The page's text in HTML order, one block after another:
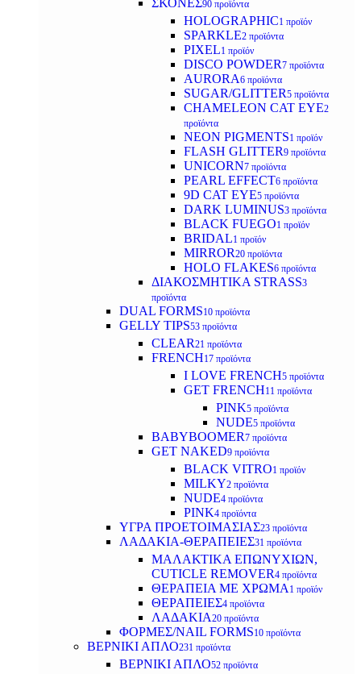
ΣΚΟΝΕΣ90 προϊόντα
HOLOGRAPHIC1 προϊόν
SPARKLE2 προϊόντα
PIXEL1 προϊόν
DISCO POWDER7 προϊόντα
AURORA6 προϊόντα
SUGAR/GLITTER5 προϊόντα
CHAMELEON CAT EYE2
προϊόντα
NEON PIGMENTS1 προϊόν
FLASH GLITTER9 προϊόντα
UNICORN7 προϊόντα
PEARL EFFECT6 προϊόντα
9D CAT EYE5 προϊόντα
DARK LUMINUS3 προϊόντα
BLACK FUEGO1 προϊόν
BRIDAL1 προϊόν
MIRROR20 προϊόντα
HOLO FLAKES6 προϊόντα
ΔΙΑΚΟΣΜΗΤΙΚΑ STRASS3
προϊόντα
DUAL FORMS10 προϊόντα
GELLY TIPS53 προϊόντα
CLEAR21 προϊόντα
FRENCH17 προϊόντα
I LOVE FRENCH5 προϊόντα
GET FRENCH11 προϊόντα
PINK5 προϊόντα
NUDE5 προϊόντα
BABYBOOMER7 προϊόντα
GET NAKED9 προϊόντα
BLACK VITRO1 προϊόν
MILKY2 προϊόντα
NUDE4 προϊόντα
PINK4 προϊόντα
ΥΓΡΑ ΠΡΟΕΤΟΙΜΑΣΙΑΣ23 προϊόντα
ΛΑΔΑΚΙΑ-ΘΕΡΑΠΕΙΕΣ31 προϊόντα
ΜΑΛΑΚΤΙΚΑ ΕΠΩΝΥΧΙΩΝ,
CUTICLE REMOVER4 προϊόντα
ΘΕΡΑΠΕΙΑ ΜΕ ΧΡΩΜΑ 1 προϊόν
ΘΕΡΑΠΕΙΕΣ4 προϊόντα
ΛΑΔΑΚΙΑ20 προϊόντα
ΦΟΡΜΕΣ/NAIL FORMS10 προϊόντα
ΒΕΡΝΙΚΙ ΑΠΛΟ231 προϊόντα
ΒΕΡΝΙΚΙ ΑΠΛΟ52 προϊόντα